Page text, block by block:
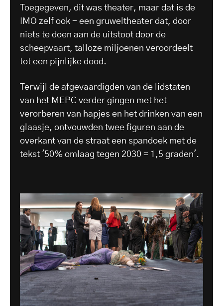
Toegegeven, dit was theater, maar dat is de
IMO zelf ook - een gruweltheater dat, door
niets te doen aan de uitstoot door de
scheepvaart, talloze miljoenen veroordeelt
tot een pijnlijke dood.
Terwijl de afgevaardigden van de lidstaten
van het MEPC verder gingen met het
verorberen van hapjes en het drinken van een
glaasje, ontvouwden twee figuren aan de
overkant van de straat een spandoek met de
tekst '50% omlaag tegen 2030 = 1,5 graden'.